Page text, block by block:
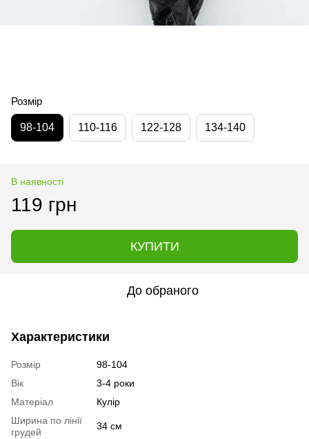
Розмір
98-104 110-116 122-128 134-140
В наявності
119 грн
КУПИТИ
До обраного
Характеристики
Розмір
98-104
Вік
3-4 роки
Матеріал
Кулір
Ширина по лінії
грудей
34 см